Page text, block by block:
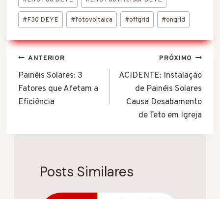
#F30 DEYE #fotovoltaica #offgrid #ongrid
Navegação
de
Post
ANTERIOR
Painéis Solares: 3
Fatores que Afetam a
Eficiência
PRÓXIMO
ACIDENTE: Instalação
de Painéis Solares
Causa Desabamento
de Teto em Igreja
Posts Similares